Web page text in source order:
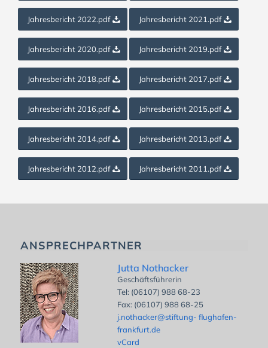
Jahresbericht 2022.pdf Jahresbericht 2021.pdf
Jahresbericht 2020.pdf Jahresbericht 2019.pdf
Jahresbericht 2018.pdf Jahresbericht 2017.pdf
Jahresbericht 2016.pdf Jahresbericht 2015.pdf
Jahresbericht 2014.pdf Jahresbericht 2013.pdf
Jahresbericht 2012.pdf Jahresbericht 2011.pdf
ANSPRECHPARTNER
Jutta Nothacker
Geschäftsführerin
Tel: (06107) 988 68-23
Fax: (06107) 988 68-25
j.nothacker@stiftung- flughafen-
frankfurt.de
vCard